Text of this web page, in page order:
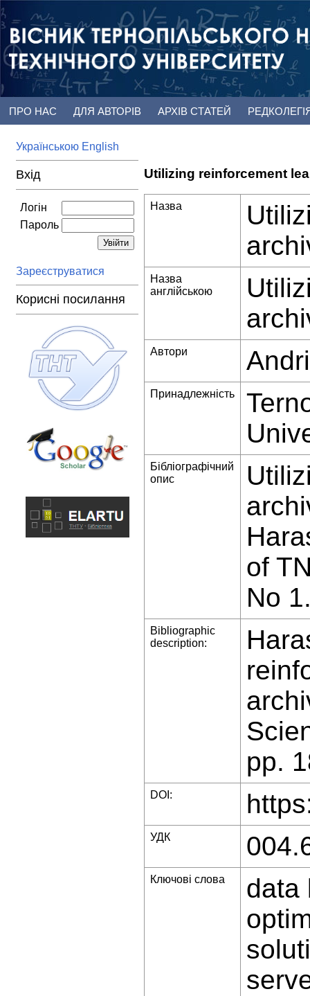
ПРО НАС ДЛЯ АВТОРІВ АРХІВ СТАТЕЙ
Українською English
Вхід
Логін
Пароль
Зареєструватися
Корисні посилання
Utilizing reinforcement
Назва
Назва
англійською
Автори
Принадлежність
Бібліографічний
опис
of
No
Bibliographic
description:
pp.
DOI:
УДК
Ключові слова
data